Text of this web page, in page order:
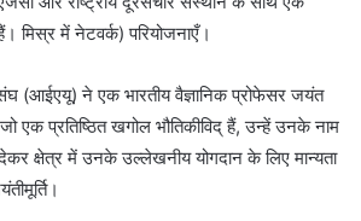
मिस्र में नेटवर्क) परियोजनाएँ।
संघ (आईएयू) ने एक भारतीय वैज्ञानिक प्रोफेसर जयंत
जो एक प्रतिष्ठित खगोल भौतिकीविद् हैं, उन्हें उनके नाम
क्षेत्र में उनके उल्लेखनीय योगदान के लिए मान्यता